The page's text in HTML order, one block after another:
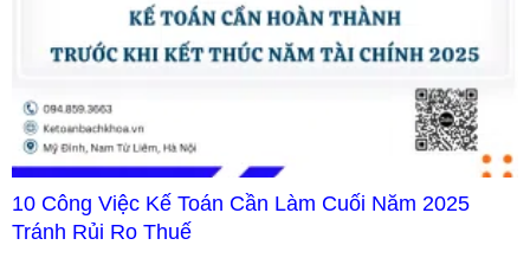
10 Công Việc Kế Toán Cần Làm Cuối Năm 2025
Tránh Rủi Ro Thuế